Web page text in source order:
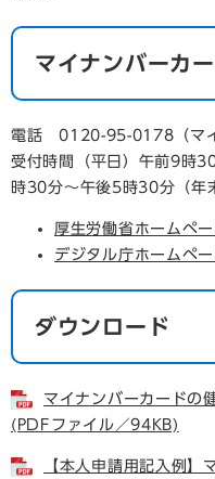
マイナンバーカ
電話 0120-95-0178（マイ
受付時間（平日）午前9時
時30分～午後5時30分（年
厚生労働省ホームペ
デジタル庁ホームペ
ダウンロード
マイナンバーカードの
(PDFファイル／94KB)
【本人申請用記入例】